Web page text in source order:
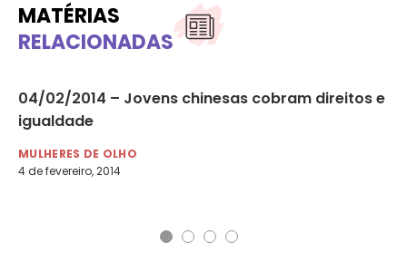
MATÉRIAS
RELACIONADAS
04/02/2014 – Jovens chinesas cobram direitos e
igualdade
MULHERES DE OLHO
4 de fevereiro, 2014